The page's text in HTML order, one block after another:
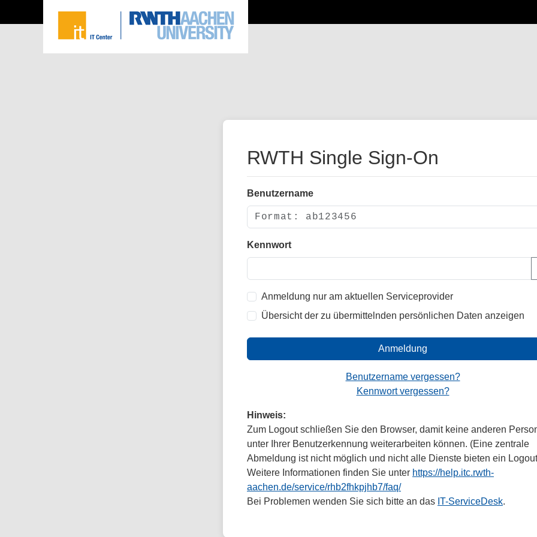
RWTH Single Sign-On
Benutzername
Kennwort
Anmeldung nur am aktuellen Serviceprovider
Übersicht der zu übermittelnden persönlichen Daten anzeigen
Anmeldung
Benutzername vergessen?
Kennwort vergessen?
Hinweis:
Zum Logout schließen Sie den Browser, damit keine anderen
unter Ihrer Benutzerkennung weiterarbeiten können. (Eine zentrale
Abmeldung ist nicht möglich und nicht alle Dienste bieten ein
Weitere Informationen finden Sie unter https://help.itc.rwth-
aachen.de/service/rhb2fhkpjhb7/faq/
Bei Problemen wenden Sie sich bitte an das IT-ServiceDesk.